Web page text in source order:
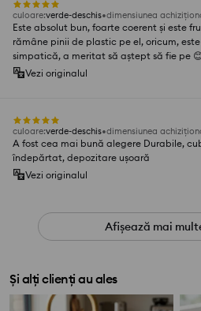
culoare:verde-deschis dimensiunea
Este absolut bun, foarte coerent și este
rămâne pinii de plastic pe el, oricum,
simpatică, a meritat să aștept să fie pe
Vezi originalul
culoare:verde-deschis dimensiunea
A fost cea mai bună alegere Durabile,
îndepărtat, depozitare ușoară
Vezi originalul
Afișează mai
Și alți clienți au ales